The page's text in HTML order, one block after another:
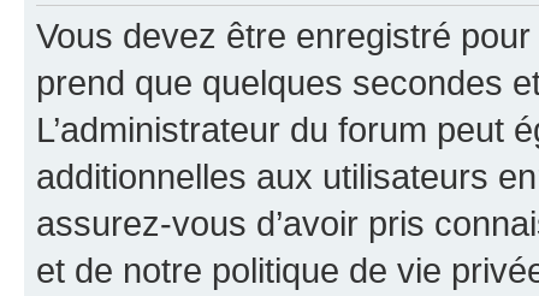
Vous devez être enregistré
prend que quelques secondes
L’administrateur du forum peut
additionnelles aux utilisateurs
assurez-vous d’avoir pris
et de notre politique de vie